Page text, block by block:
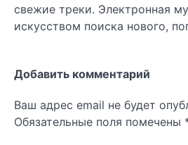
свежие треки. Электронная
искусством поиска нового,
Добавить комментарий
Ваш адрес email не будет
Обязательные поля помечены